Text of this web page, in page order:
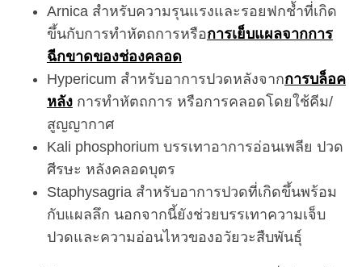
Arnica สำหรับความรุนแรงและรอยฟกช้ำที่เกิด
ขึ้นกับการทำหัตถการหรือการเย็บแผลจากการ
ฉีกขาดของช่องคลอด
Hypericum สำหรับอาการปวดหลังจากการบล็อค
หลังการทำหัตถการ หรือการคลอดโดยใช้คีม/
สูญญากาศ
Kali phosphorium บรรเทาอาการอ่อนเพลีย ปวด
ศีรษะ หลังคลอดบุตร
Staphysagria สำหรับอาการปวดที่เกิดขึ้นพร้อม
กับแผลลึก นอกจากนี้ยังช่วยบรรเทาความเจ็บ
ปวดและความอ่อนไหวของอวัยวะสืบพันธุ์